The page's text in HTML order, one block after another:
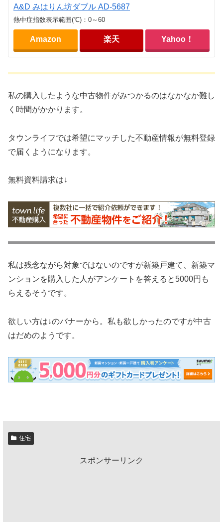
A&D みはりん坊ダブル AD-5687
熱中症指数表示範囲(℃)：0～60
Amazon 楽天 Yahoo！
私の購入したような中古物件がみつかるのはなかなか難し
く時間がかかります。
タウンライフでは希望にマッチした不動産情報が無料登録
で届くようになります。
無料資料請求は↓
私は残念ながら対象ではないのですが新築戸建て、新築マ
ンションを購入した人がアンケートを答えると5000円も
らえるそうです。
欲しい方は↓のバナーから。私も欲しかったのですが中古
はだめのようです。
住宅
スポンサーリンク